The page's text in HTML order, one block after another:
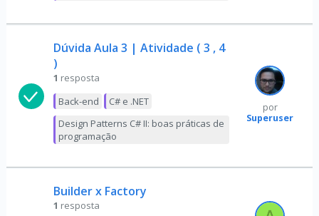
Dúvida Aula 3 | Atividade ( 3 , 4
)
1 resposta
Back-end
C# e .NET
Design Patterns C# II: boas práticas de
programação
por
Superuser
Builder x Factory
1 resposta